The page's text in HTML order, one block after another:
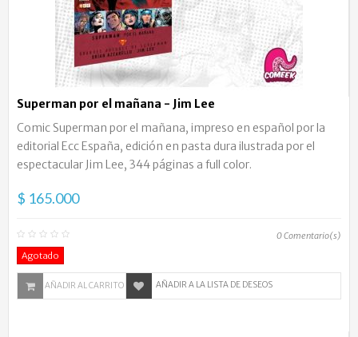
Superman por el mañana - Jim Lee
Comic Superman por el mañana, impreso en español por la
editorial Ecc España, edición en pasta dura ilustrada por el
espectacular Jim Lee, 344 páginas a full color.
$ 165.000
0Comentario(s)
Agotado
AÑADIR AL CARRITO AÑADIR A LA LISTA DE DESEOS